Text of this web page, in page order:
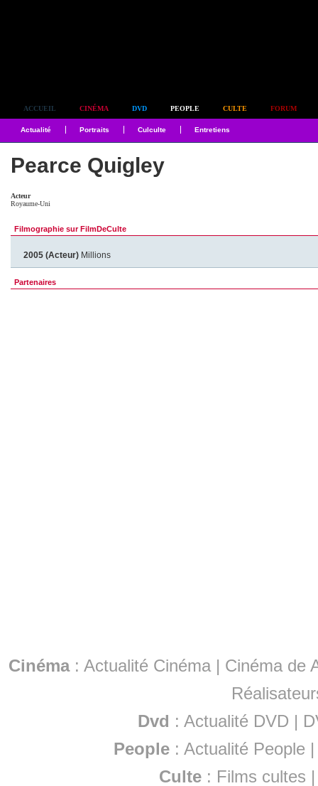
ACCUEIL CINÉMA DVD PEOPLE CULTE FORUM
Actualité Portraits Culculte Entretiens
Pearce Quigley
Acteur
Royaume-Uni
Filmographie sur FilmDeCulte
2005 (Acteur) Millions
Partenaires
Cinéma: Actualité Cinéma | Cinéma de
Dvd : Actualité DVD |
People :Actualité People
Culte : Films cultes